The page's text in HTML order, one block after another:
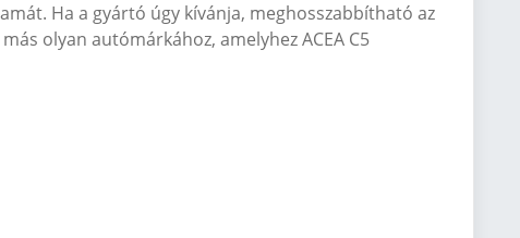
Ha a gyártó úgy kívánja, meghosszabbítható az
olyan autómárkához, amelyhez ACEA C5